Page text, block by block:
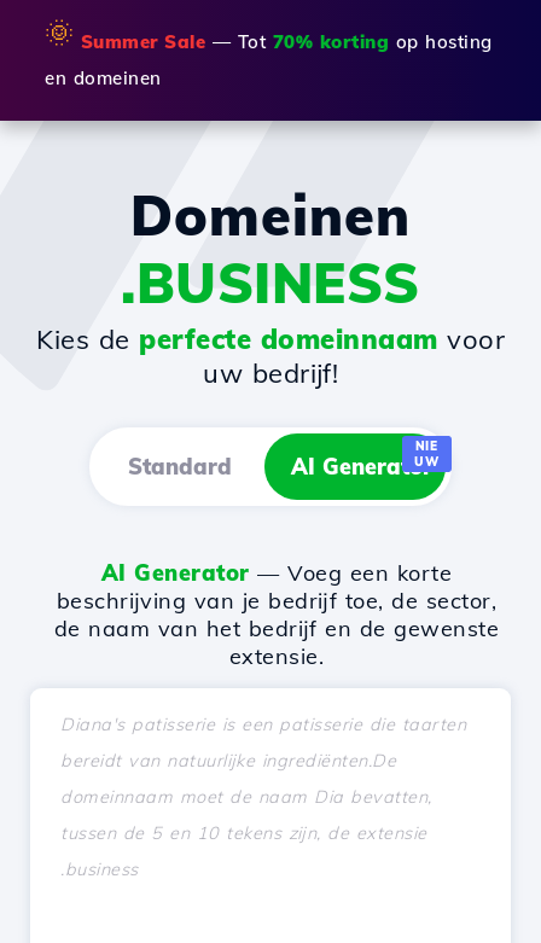
🌞 Summer Sale — Tot 70% korting op hosting
en domeinen
Domeinen
.BUSINESS
Kies de perfecte domeinnaam voor
uw bedrijf!
Standard AI Generator
NIE
UW
AI Generator — Voeg een korte
beschrijving van je bedrijf toe, de sector,
de naam van het bedrijf en de gewenste
extensie.